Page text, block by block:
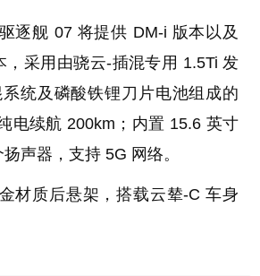
逐舰 07 将提供 DM-i 版本以及
，采用由骁云-插混专用 1.5Ti 发
统及磷酸铁锂刀片电池组成的
电续航 200km；内置 15.6 英寸
声器，支持 5G 网络。
材质后悬架，搭载云辇-C 车身